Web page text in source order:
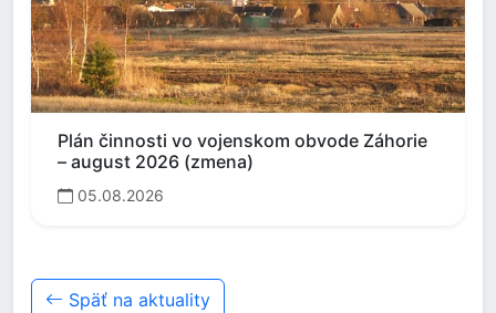
Plán činnosti vo vojenskom obvode Záhorie
– august 2026 (zmena)
05.08.2026
Späť na aktuality